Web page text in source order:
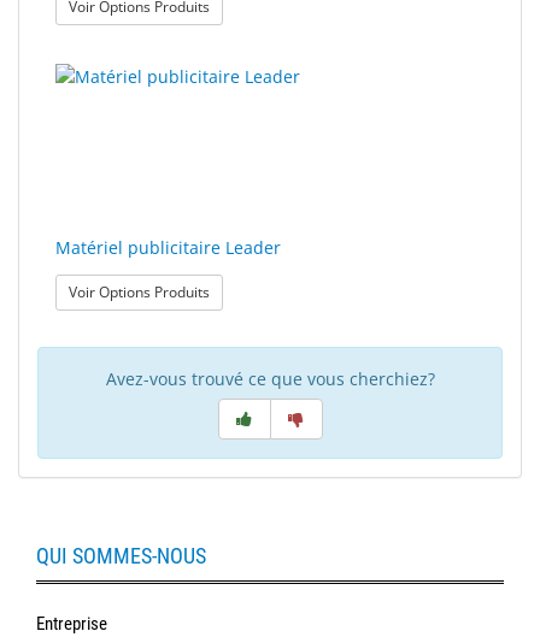
Voir Options Produits: Leader Trail
Matériel publicitaire Leader
Voir Options Produits: Matériel publicitaire Leader
Avez-vous trouvé ce que vous cherchiez?
QUI SOMMES-NOUS
Entreprise